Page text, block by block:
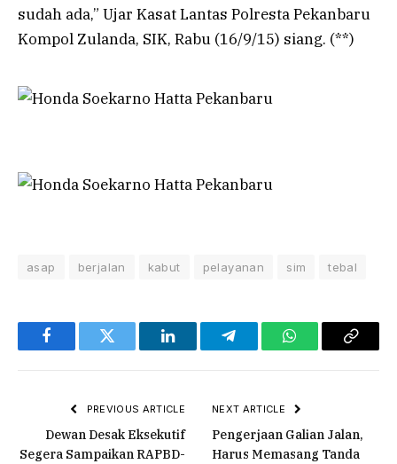
sudah ada,” Ujar Kasat Lantas Polresta Pekanbaru
Kompol Zulanda, SIK, Rabu (16/9/15) siang. (**)
asap berjalan kabut pelayanan sim tebal
FacebookTwitter LinkedInTelegramWhatsAppCopy
PREVIOUS ARTICLE
Dewan Desak Eksekutif
Segera Sampaikan RAPBD-
NEXT ARTICLE
Pengerjaan Galian Jalan,
Harus Memasang Tanda